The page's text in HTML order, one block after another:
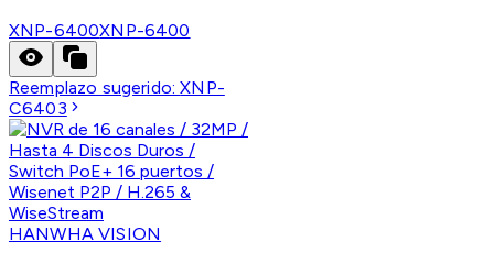
XNP-6400XNP-6400
Reemplazo sugerido:XNP-
C6403
HANWHA VISION